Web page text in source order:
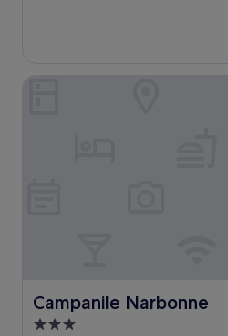
Bewertungen)
Campanile Narbonne
Campanile Narbonne
3.0-